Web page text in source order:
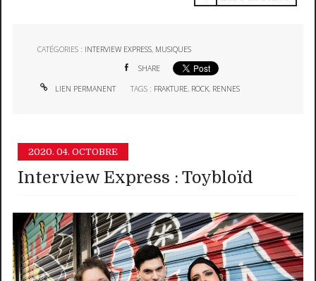
CATÉGORIES : INTERVIEW EXPRESS, MUSIQUES
SHARE
LIEN PERMANENT TAGS : FRAKTURE, ROCK, RENNES
2020. 04. OCTOBRE
Interview Express : Toybloïd